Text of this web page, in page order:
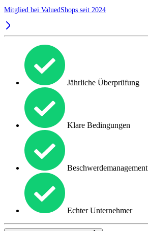
Mitglied bei ValuedShops seit 2024
Jährliche Überprüfung
Klare Bedingungen
Beschwerdemanagement
Echter Unternehmer